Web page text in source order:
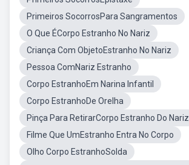
Primeiros SocorrosPara Sangramentos
O Que ÉCorpo Estranho No Nariz
Criança Com ObjetoEstranho No Nariz
Pessoa ComNariz Estranho
Corpo EstranhoEm Narina Infantil
Corpo EstranhoDe Orelha
Pinça Para RetirarCorpo Estranho Do Nariz
Filme Que UmEstranho Entra No Corpo
Olho Corpo EstranhoSolda